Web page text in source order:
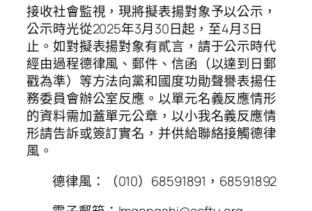
接收社會監視，現將擬表揚對象予以公示，
公示時光從2025年3月30日起，至4月3日
止。如對擬表揚對象有貳言，請于公示時代
經由過程德律風、郵件、信函（以達到日郵
戳為準）等方法向黨和國度功勛聲譽表揚任
務委員會辦公室反應。以單元名義反應情形
的資料需加蓋單元公章，以小我名義反應情
形請告訴或簽訂實名，并供給聯絡接觸德律
風。
德律風：（010）68591891，68591892